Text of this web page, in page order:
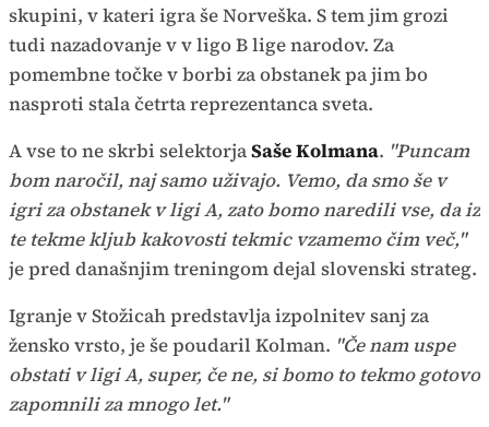
skupini, v kateri igra še Norveška. S tem jim grozi
tudi nazadovanje v v ligo B lige narodov. Za
pomembne točke v borbi za obstanek pa jim bo
nasproti stala četrta reprezentanca sveta.
A vse to ne skrbi selektorjaSaše Kolmana. "Puncam
bom naročil, naj samo uživajo. Vemo, da smo še v
igri za obstanek v ligi A, zato bomo naredili vse, da iz
te tekme kljub kakovosti tekmic vzamemo čim več,"
je pred današnjim treningom dejal slovenski strateg.
Igranje v Stožicah predstavlja izpolnitev sanj za
žensko vrsto, je še poudaril Kolman. "Če nam uspe
obstati v ligi A, super, če ne, si bomo to tekmo gotovo
zapomnili za mnogo let."